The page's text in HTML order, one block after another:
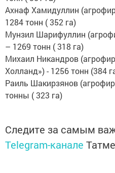
Ахнаф Хамидуллин
1284 тонн ( 352 га)
Мунзил Шарифуллин
– 1269 тонн ( 318 га)
Михаил Никандров
Холланд») - 1256 тонн (384
Раиль Шакирзянов
тонны ( 323 га)
Следите за самым
Telegram-канале